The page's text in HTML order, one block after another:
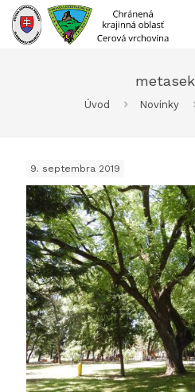
Prejsť
obsah
Úvod Novinky
9. septembra 2019